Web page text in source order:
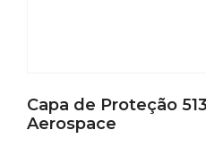
Capa de Proteção
Aerospace